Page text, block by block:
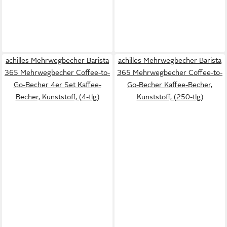
achilles Mehrwegbecher Barista
365 Mehrwegbecher Coffee-to-
Go-Becher 4er Set Kaffee-
Becher, Kunststoff, (4-tlg)
achilles Mehrwegbecher Barista
365 Mehrwegbecher Coffee-to-
Go-Becher Kaffee-Becher,
Kunststoff, (250-tlg)